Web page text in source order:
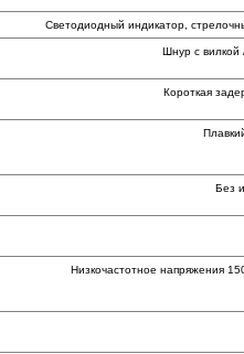
Светодиодный индикатор,
Шнур с вилкой
Короткая
Без
Низкочастотное напряжения